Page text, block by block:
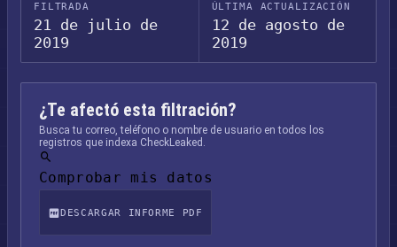
FILTRADA
21 de julio de
2019
ÚLTIMA ACTUALIZACIÓN
12 de agosto de
2019
¿Te afectó esta filtración?
Busca tu correo, teléfono o nombre de usuario en todos los
registros que indexa CheckLeaked.
Comprobar mis datos
DESCARGAR INFORME PDF